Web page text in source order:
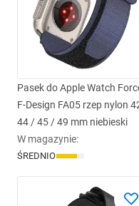
Pasek do Apple Watch
F-Design FA05 rzep nylon
44 / 45 / 49 mm niebieski
W magazynie:
ŚREDNIO